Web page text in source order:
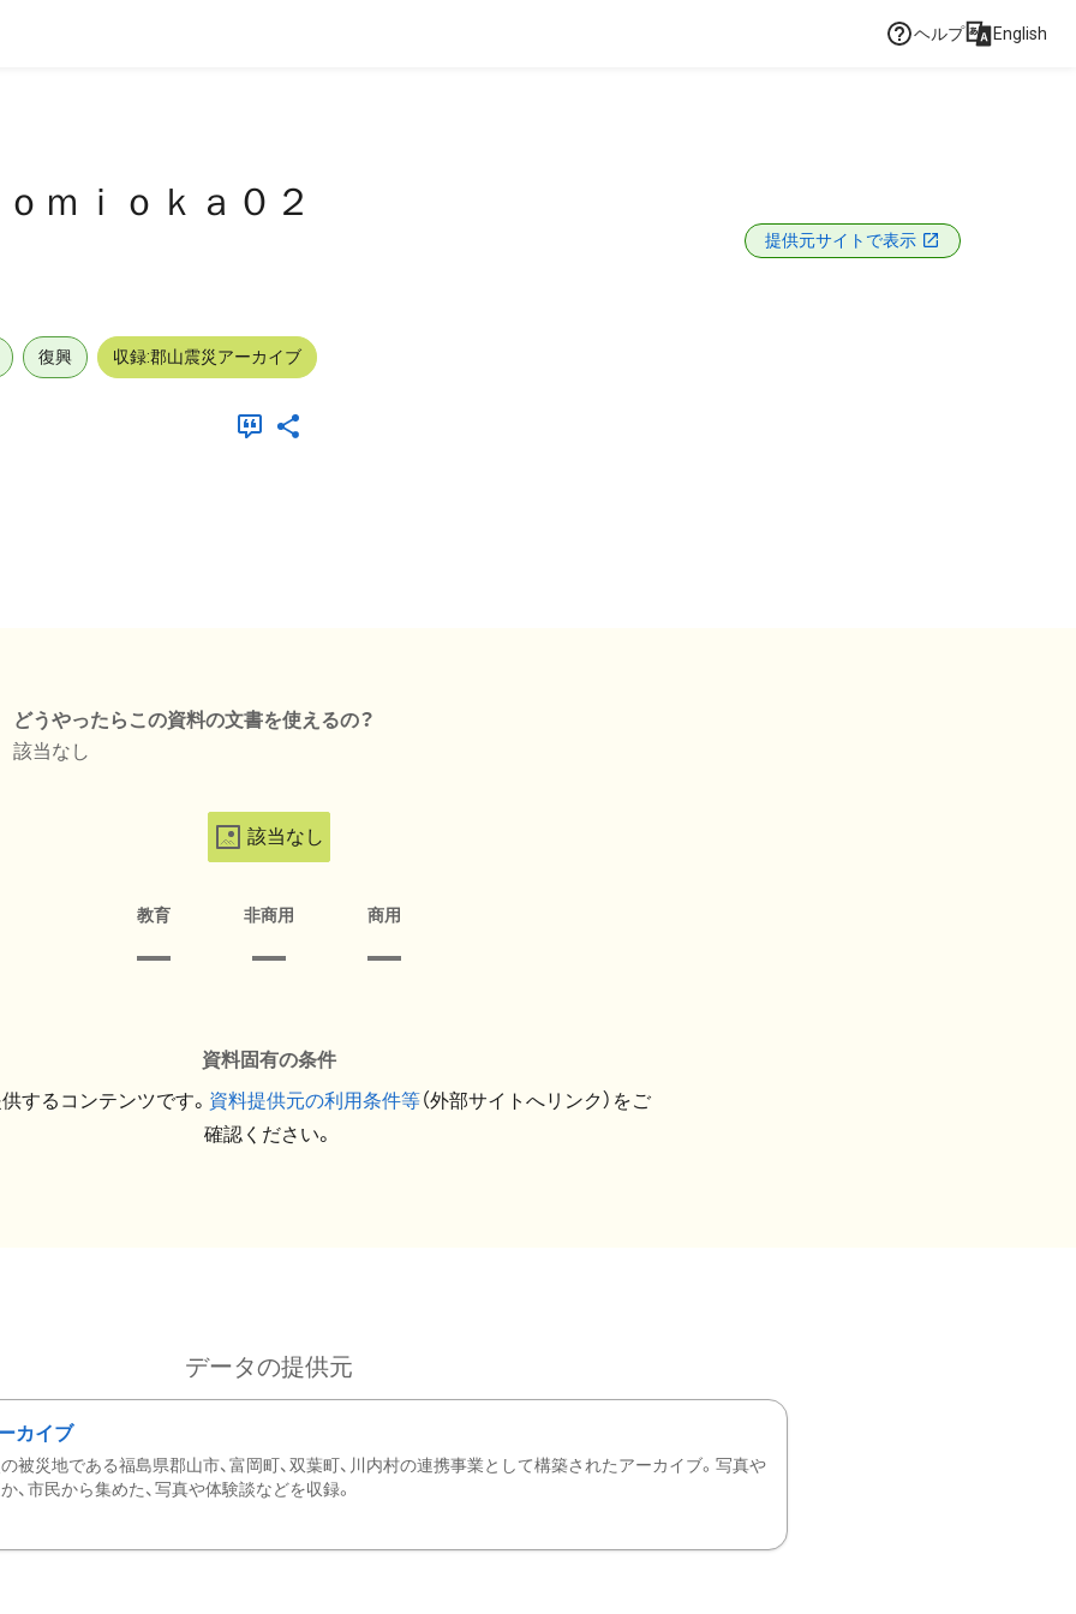
ヘルプ English
ｍｉｏｋａ０２
提供元サイトで表示
復興 収録:郡山震災アーカイブ
どうやったらこの資料の文書を使えるの？
該当なし
該当なし
教育 非商用 商用
資料固有の条件
するコンテンツです。 資料提供元の利用条件等（外部サイトへリンク）をご
確認ください。
データの提供元
カイブ
被災地である福島県郡山市、富岡町、双葉町、川内村の連携事業として構築されたアーカイブ。写真や
、市民から集めた、写真や体験談などを収録。